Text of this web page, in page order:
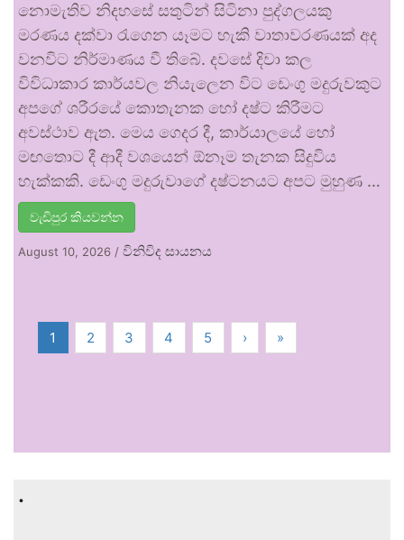
නොමැතිව නිදහසේ සතුටින් සිටිනා පුද්ගලයකු
මරණය දක්වා රැගෙන යෑමට හැකි වාතාවරණයක් අද
වනවිට නිර්මාණය වී තිබේ. දවසේ දිවා කල
විවිධාකාර කාර්යවල නියැලෙන විට ඩෙංගු මදුරුවකුට
අපගේ ශරීරයේ කොතැනක හෝ දෂ්ට කිරීමට
අවස්ථාව ඇත. මෙය ගෙදර දී, කාර්යාලයේ හෝ
මඟතොට දී ආදී වශයෙන් ඕනෑම තැනක සිදුවිය
හැක්කකි. ඩෙංගු මදුරුවාගේ දෂ්ටනයට අපට මුහුණ …
වැඩිපුර කියවන්න
August 10, 2026 / විනිවිද සායනය
1 2 3 4 5 › »
.